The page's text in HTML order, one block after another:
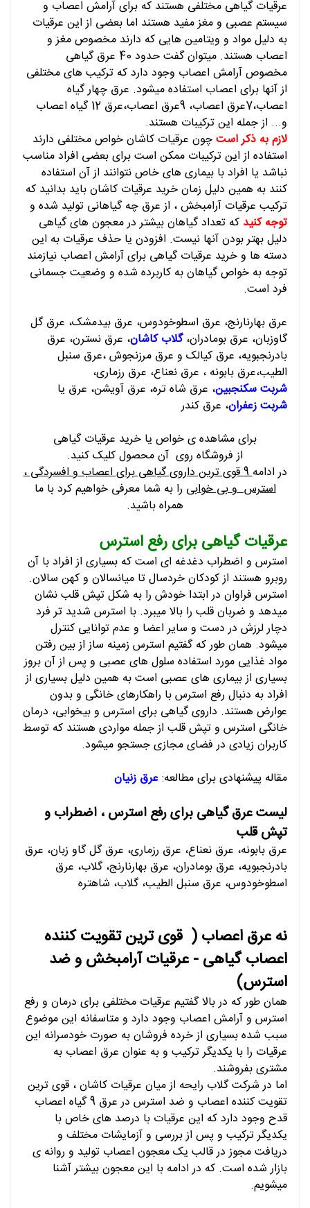
عرقیات گیاهی مختلفی هستند که برای آرامش اعصاب و
سیستم عصبی و مغز مفید هستند اما بعضی از این عرقیات
به دلیل مواد و ویتامین هایی که دارند مخصوص مغز و
اعصاب هستند. میتوان گفت حدود 40 عرق گیاهی
مخصوص آرامش اعصاب وجود دارد که ترکیب های مختلفی
از آنها برای اعصاب استفاده میشود. عرق چهار گیاه
اعصاب،7عرق اعصاب، 9عرق اعصاب،عرق 12 گیاه اعصاب
و... از جمله این ترکیبات هستند.
لازم به ذکر استچون عرقیات کاشان خواص مختلفی دارند
استفاده از این ترکیبات ممکن است برای بعضی افراد مناسب
نباشد یا افراد با بیماری های خاص نتوانند از آن استفاده
کنند به همین دلیل زمان خرید عرقیات کاشان باید بدانید که
ترکیب عرقیات آرامبخش ، از عرق چه گیاهانی تولید شده و
توجه کنید که تعداد گیاهان بیشتر در معجون های گیاهی
دلیل بهتر بودن آنها نیست. افزودن یا حذف عرقیات به این
دسته ها و خرید عرقیات گیاهی برای آرامش اعصاب نیازمند
توجه به خواص گیاهان به کاربرده شده و وضعیت جسمانی
فرد است.
عرق بهارنارنج، عرق اسطوخودوس، عرق بیدمشک، عرق گل
گاوزبان، عرق بومادران،گلاب کاشان، عرق نسترن، عرق
بادرنجبویه، عرق کیالک و عرق مرزنجوش،عرق سنبل
الطیب،عرق بابونه ، عرق نعناع، عرق رزماری،
شربت سکنجبین، عرق شاه تره، عرق آویشن، عرق یا
شربت زعفران، عرق کندر
برای مشاهده ی خواص یا خرید عرقیات گیاهی
از فروشگاه روی آن محصول کلیک کنید.
در ادامه 9 قوی ترین داروی گیاهی برای اعصاب و افسردگی ،
استرس و بی خوابی را به شما معرفی خواهیم کرد با ما
همراه باشید.
عرقیات گیاهی برای رفع استرس
استرس و اضطراب دغدغه ای است که بسیاری از افراد با آن
روبرو هستند از کودکان خردسال تا میانسالان و کهن سالان.
استرس فراوان در ابتدا خودش را به شکل تپش قلب نشان
میدهد و ضربان قلب را بالا میبرد. با استرس شدید تر فرد
دچار لرزش در دست و سایر اعضا و عدم توانایی کنترل
میشود. همان طور که گفتیم استرس زمینه ساز از بین رفتن
مواد غذایی مورد استفاده سلول های عصبی و پس از آن بروز
بسیاری از بیماری های عصبی است به همین دلیل بسیاری از
افراد به دنبال رفع استرس با راهکارهای خانگی و بدون
عوارض هستند. داروی گیاهی برای استرس و بیخوابی، درمان
خانگی استرس و تپش قلب از جمله مواردی هستند که توسط
کاربران زیادی در فضای مجازی جستجو میشود.
مقاله پیشنهادی برای مطالعه:عرق زنیان
لیست عرق گیاهی برای رفع استرس ، اضطراب و
تپش قلب
عرق بابونه، عرق نعناع، عرق رزماری، عرق گل گاو زبان، عرق
بادرنجبویه، عرق بومادران، عرق بهارنارنج، گلاب، عرق
اسطوخودوس، عرق سنبل الطیب، گلاب، شاهتره
نه عرق اعصاب ( قوی ترین تقویت کننده
اعصاب گیاهی -عرقیات آرامبخش و ضد
استرس)
همان طور که در بالا گفتیم عرقیات مختلفی برای درمان و رفع
استرس و آرامش اعصاب وجود دارد و متاسفانه این موضوع
سبب شده بسیاری از خرده فروشان به صورت خودسرانه این
عرقیات را با یکدیگر ترکیب و به عنوان عرق اعصاب به
مشتری بفروشند.
اما در شرکت گلاب رایحه از میان عرقیات کاشان ، قوی ترین
تقویت کننده اعصاب و ضد استرس در عرق 9 گیاه اعصاب
قدح وجود دارد که این عرقیات با درصد های خاص با
یکدیگر ترکیب و پس از بررسی و آزمایشات مختلف و
دریافت مجوز در قالب یک معجون اعصاب تولید و روانه ی
بازار شده است. که در ادامه با این معجون بیشتر آشنا
میشویم.